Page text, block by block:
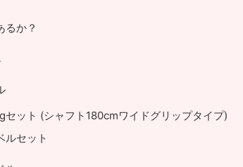
るか？
セット (シャフト180cmワイドグリップタイプ)
ルセット